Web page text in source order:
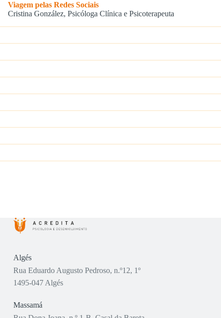
Viagem pelas Redes Sociais
Cristina González, Psicóloga Clínica e Psicoterapeuta
Algés
Rua Eduardo Augusto Pedroso, n.º12, 1º
1495-047 Algés
Massamá